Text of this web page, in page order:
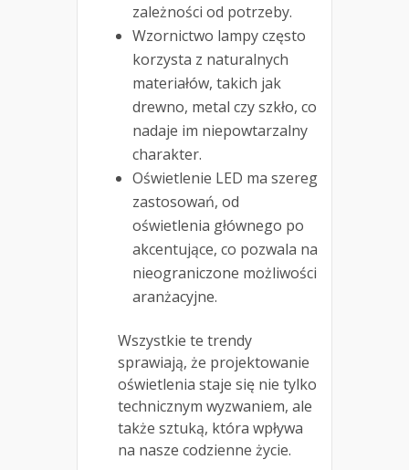
zależności od potrzeby.
Wzornictwo lampy często
korzysta z naturalnych
materiałów, takich jak
drewno, metal czy szkło, co
nadaje im niepowtarzalny
charakter.
Oświetlenie LED ma szereg
zastosowań, od
oświetlenia głównego po
akcentujące, co pozwala na
nieograniczone możliwości
aranżacyjne.
Wszystkie te trendy
sprawiają, że projektowanie
oświetlenia staje się nie tylko
technicznym wyzwaniem, ale
także sztuką, która wpływa
na nasze codzienne życie.